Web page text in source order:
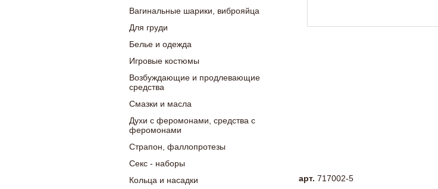
Вагинальные шарики, виброяйца
Для груди
Белье и одежда
Игровые костюмы
Возбуждающие и продлевающие
средства
Смазки и масла
Духи с феромонами, средства с
феромонами
Страпон, фаллопротезы
Секс - наборы
Кольца и насадки
арт. 717002-5